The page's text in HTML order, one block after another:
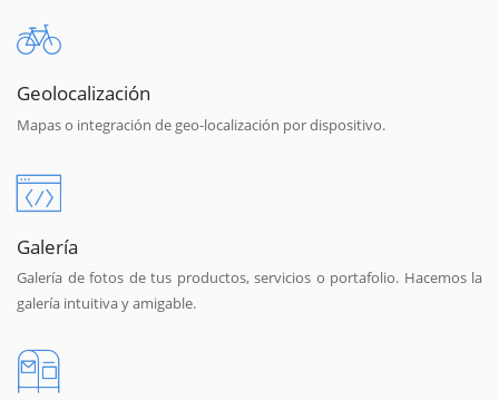
Geolocalización
Mapas o integración de geo-localización por dispositivo.
Galería
Galería de fotos de tus productos, servicios o portafolio. Hacemos la
galería intuitiva y amigable.